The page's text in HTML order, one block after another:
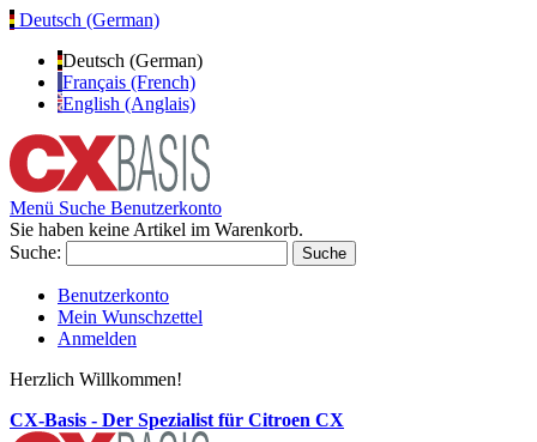
Deutsch (German)
Deutsch (German)
Français (French)
English (Anglais)
Menü Suche Benutzerkonto
Sie haben keine Artikel im Warenkorb.
Suche:
Suche
Benutzerkonto
Mein Wunschzettel
Anmelden
Herzlich Willkommen!
CX-Basis - Der Spezialist für Citroen CX